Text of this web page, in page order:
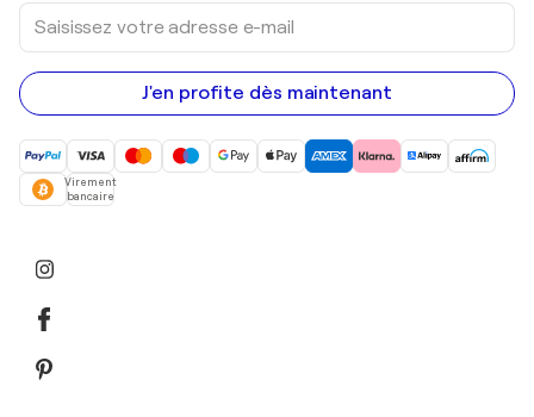
Saisissez
votre
adresse
e-
mail
J'en profite dès maintenant
Virement
bancaire